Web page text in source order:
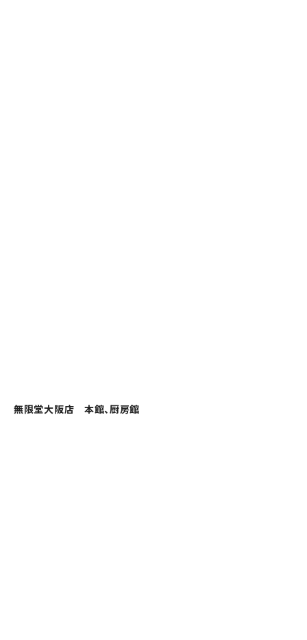
無限堂大阪店 本館、厨房館